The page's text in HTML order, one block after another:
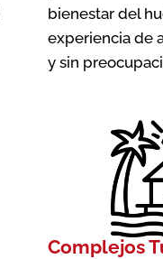
bienestar del
experiencia de
y sin
Complejos